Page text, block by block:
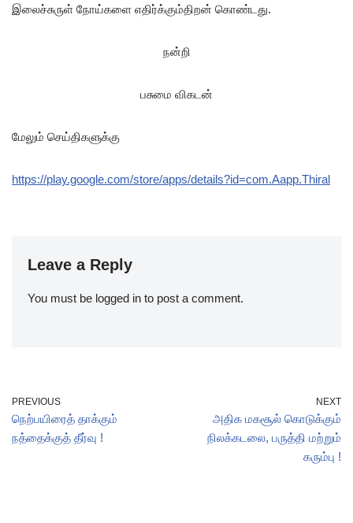
இலைச்சுருள் நோய்களை எதிர்க்கும்திறன் கொண்டது.
நன்றி
பசுமை விகடன்
மேலும் செய்திகளுக்கு
https://play.google.com/store/apps/details?id=com.Aapp.Thiral
Leave a Reply
You must be logged in to post a comment.
PREVIOUS
நெற்பயிரைத் தாக்கும்
நத்தைக்குத் தீர்வு !
NEXT
அதிக மகசூல் கொடுக்கும்
நிலக்கடலை, பருத்தி மற்றும்
கரும்பு !